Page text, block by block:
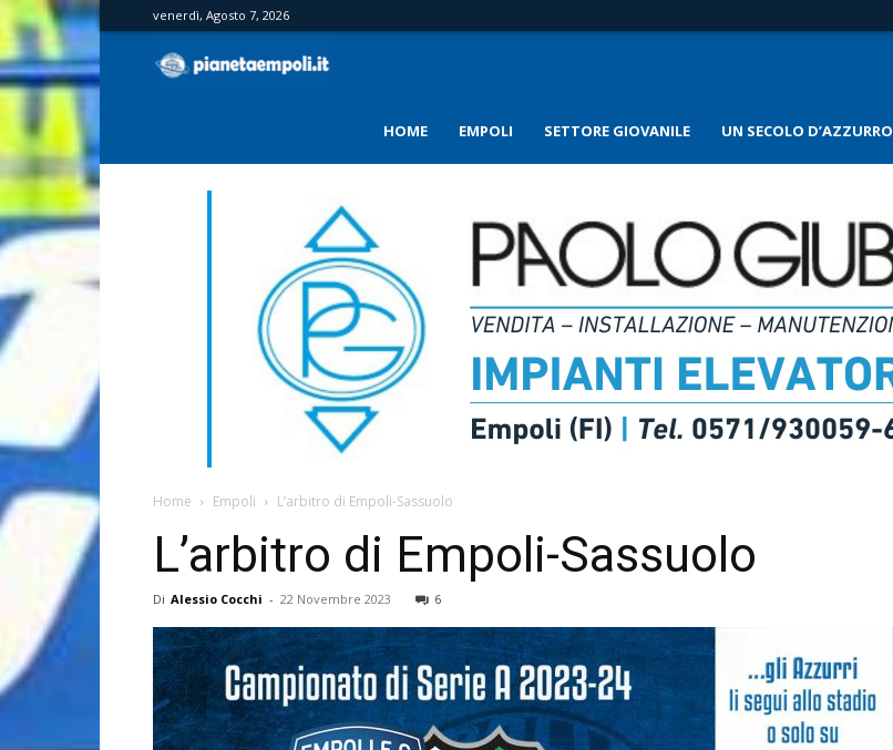
venerdì, Agosto 7, 2026
HOME EMPOLI SETTORE GIOVANILE UN SECOLO D’AZZURRO
Home Empoli L’arbitro di Empoli-Sassuolo
L’arbitro di Empoli-Sassuolo
Di Alessio Cocchi - 22 Novembre 2023 6